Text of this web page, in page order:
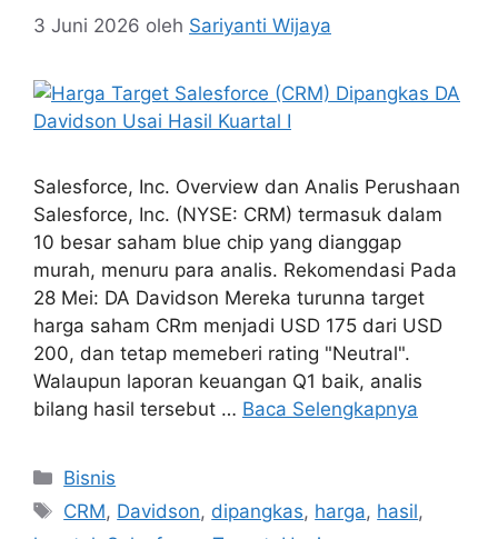
3 Juni 2026 oleh Sariyanti Wijaya
Salesforce, Inc. Overview dan Analis Perushaan
Salesforce, Inc. (NYSE: CRM) termasuk dalam
10 besar saham blue chip yang dianggap
murah, menuru para analis. Rekomendasi Pada
28 Mei: DA Davidson Mereka turunna target
harga saham CRm menjadi USD 175 dari USD
200, dan tetap memeberi rating "Neutral".
Walaupun laporan keuangan Q1 baik, analis
bilang hasil tersebut … Baca Selengkapnya
Kategori
Bisnis
Tag
CRM, Davidson, dipangkas, harga, hasil,